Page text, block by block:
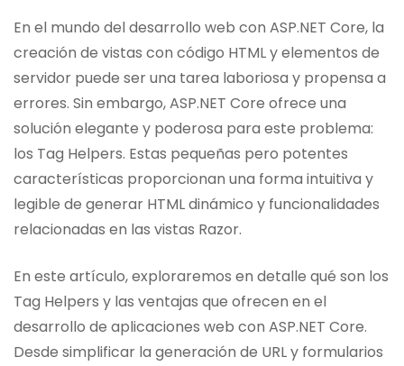
En el mundo del desarrollo web con ASP.NET Core, la
creación de vistas con código HTML y elementos de
servidor puede ser una tarea laboriosa y propensa a
errores. Sin embargo, ASP.NET Core ofrece una
solución elegante y poderosa para este problema:
los Tag Helpers. Estas pequeñas pero potentes
características proporcionan una forma intuitiva y
legible de generar HTML dinámico y funcionalidades
relacionadas en las vistas Razor.
En este artículo, exploraremos en detalle qué son los
Tag Helpers y las ventajas que ofrecen en el
desarrollo de aplicaciones web con ASP.NET Core.
Desde simplificar la generación de URL y formularios